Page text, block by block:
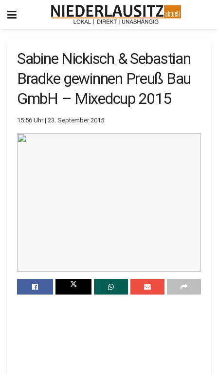
Sabine Nickisch & Sebastian
Bradke gewinnen Preuß Bau
GmbH – Mixedcup 2015
15:56 Uhr | 23. September 2015